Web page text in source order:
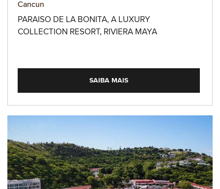
Cancun
PARAISO DE LA BONITA, A LUXURY
COLLECTION RESORT, RIVIERA MAYA
SAIBA MAIS